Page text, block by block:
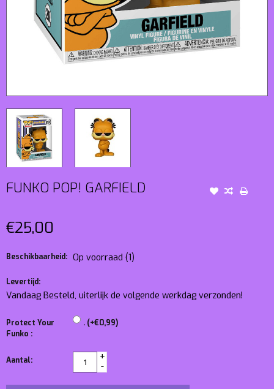
FUNKO POP! GARFIELD
€25,00
Beschikbaarheid: Op voorraad (1)
Levertijd:
Vandaag Besteld, uiterlijk de volgende werkdag verzonden!
Protect Your
Funko :
. (+€0,99)
Aantal:
+
-